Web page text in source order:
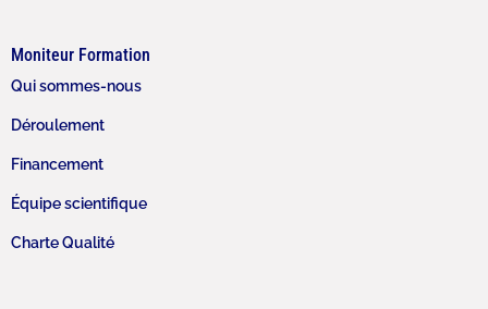
Moniteur Formation
Qui sommes-nous
Déroulement
Financement
Équipe scientifique
Charte Qualité